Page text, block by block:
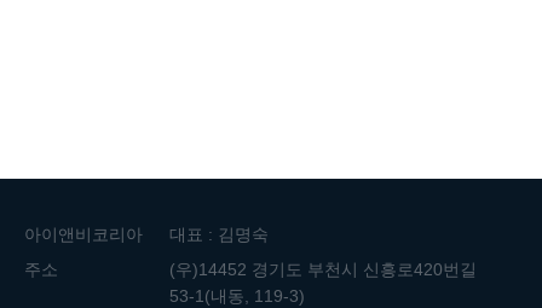
아이앤비코리아
대표 : 김명숙
주소
(우)14452 경기도 부천시 신흥로420번길
53-1(내동, 119-3)